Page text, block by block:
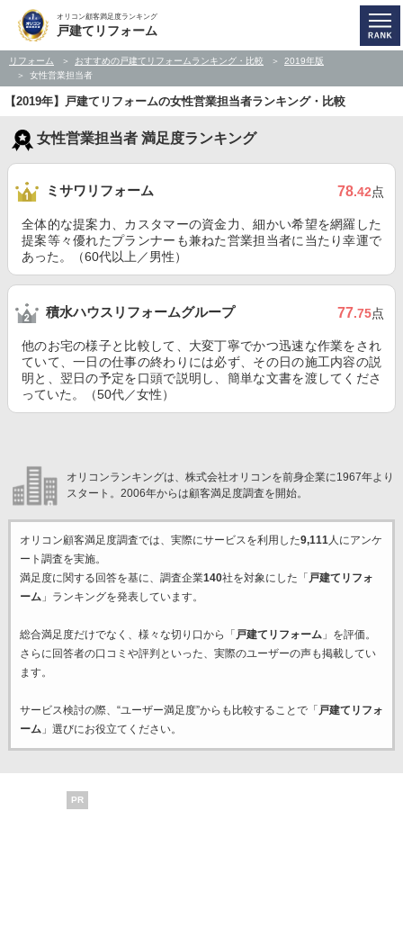
オリコン顧客満足度ランキング
戸建てリフォーム
リフォーム おすすめの戸建てリフォームランキング・比較
2019年版
女性営業担当者
【2019年】戸建てリフォームの女性営業担当者ランキング・比較
女性営業担当者 満足度ランキング
ミサワリフォーム 78.42点
全体的な提案力、カスタマーの資金力、細かい希望を網羅した
提案等々優れたプランナーも兼ねた営業担当者に当たり幸運で
あった。（60代以上／男性）
積水ハウスリフォームグループ 77.75点
他のお宅の様子と比較して、大変丁寧でかつ迅速な作業をされ
ていて、一日の仕事の終わりには必ず、その日の施工内容の説
明と、翌日の予定を口頭で説明し、簡単な文書を渡してくださ
っていた。（50代／女性）
オリコンランキングは、株式会社オリコンを前身企業に1967年より
スタート。2006年からは顧客満足度調査を開始。
オリコン顧客満足度調査では、実際にサービスを利用した9,111人にアンケ
ート調査を実施。
満足度に関する回答を基に、調査企業140社を対象にした「 戸建てリフォ
ーム」ランキングを発表しています。
総合満足度だけでなく、様々な切り口から「 戸建てリフォーム」を評価。
さらに回答者の口コミや評判といった、実際のユーザーの声も掲載してい
ます。
サービス検討の際、“ユーザー満足度”からも比較することで「 戸建てリフォ
ーム」選びにお役立てください。
PR